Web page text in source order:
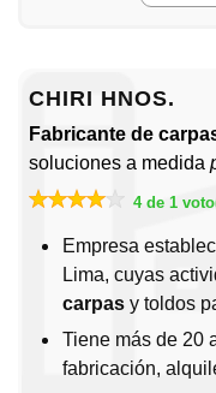
CHIRI HNOS.
Fabricante de
soluciones a medida
4 de 1
Empresa
Lima, cuyas
carpas y toldos
Tiene más de 20
fabricación,